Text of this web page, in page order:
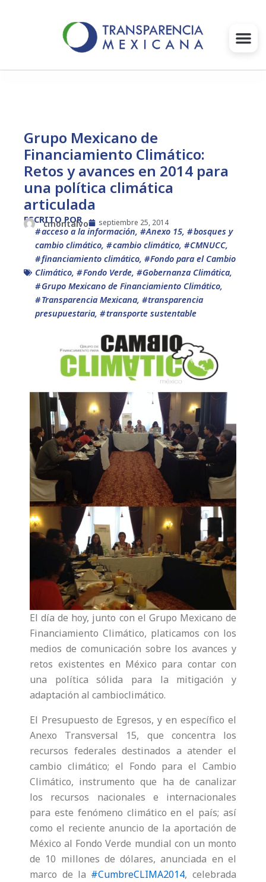
Intervenciones
Súmate
Blog
Infórmate
Grupo Mexicano de
Financiamiento Climático:
Retos y avances en 2014 para
una política climática
articulada
ESCRITO POR
cmontalvo septiembre 25, 2014
acceso a la información, Anexo 15, bosques y
cambio climático, cambio climático, CMNUCC,
financiamiento climático,
Fondo para el Cambio
Climático, Fondo Verde, Gobernanza Climática,
Grupo Mexicano de Financiamiento Climático,
Transparencia Mexicana,
transparencia
presupuestaria, transporte sustentable
El día de hoy, junto con el Grupo Mexicano de
Financiamiento Climático, platicamos con los
medios de comunicación sobre los avances y
retos existentes en México para contar con
una política sólida para la mitigación y
adaptación al cambioclimático.
El Presupuesto de Egresos, y en específico el
Anexo Transversal 15, que concentra los
recursos federales destinados a atender el
cambio climático; el Fondo para el Cambio
Climático, instrumento que ha de canalizar
los recursos nacionales e internacionales
para este fenómeno climático en el país; así
como el reciente anuncio de la aportación de
México al Fondo Verde mundial con un monto
de 10 millones de dólares, anunciada en el
marco de la #CumbreCLIMA2014, celebrada